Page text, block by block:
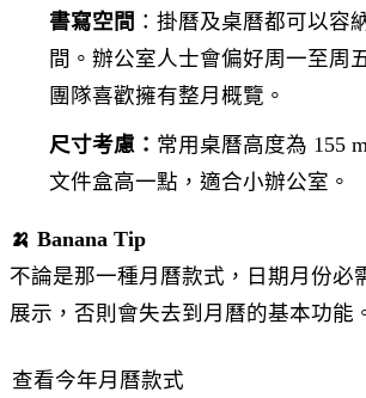
書寫空間 ：掛曆及桌曆都可以容
間。辦公室人士會偏好周一至周
團隊喜歡擁有整月概覽。
尺寸考慮： 常用桌曆高度為 155
文件盒高一點，適合小辦公室。
🍌 Banana Tip
不論是那一種月曆款式，日期月份必
展示，否則會失去到月曆的基本功能
查看今年月曆款式